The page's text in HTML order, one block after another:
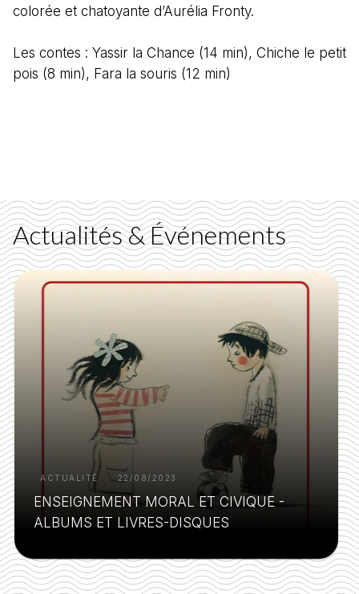
colorée et chatoyante d’Aurélia Fronty.
Les contes : Yassir la Chance (14 min), Chiche le petit
pois (8 min), Fara la souris (12 min)
Actualités & Événements
ACTUALITÉ 22/08/2023
ENSEIGNEMENT MORAL ET CIVIQUE -
ALBUMS ET LIVRES-DISQUES